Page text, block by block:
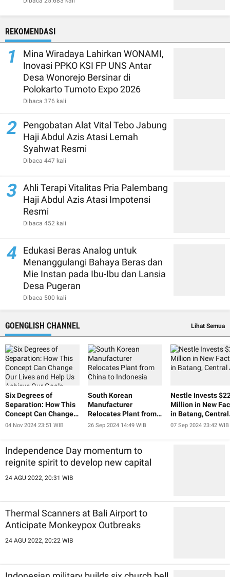
REKOMENDASI
1
Mina Wiradaya Lahirkan WONAMI,
Inovasi PPKO KSI FP UNS Antar
Desa Wonorejo Bersinar di
Polokarto Tumoto Expo 2026
Dibaca 376 kali
2
Pengobatan Alat Vital Tebo Jabung
Haji Abdul Azis Atasi Lemah
Syahwat Resmi
Dibaca 447 kali
3 Ahli Terapi Vitalitas Pria Palembang
Haji Abdul Azis Atasi Impotensi
Resmi
Dibaca 452 kali
4
Edukasi Beras Analog untuk
Menanggulangi Bahaya Beras dan
Mie Instan pada Ibu-Ibu dan Lansia
Desa Pugeran
Dibaca 500 kali
GOENGLISH CHANNEL Lihat Semua
Six Degrees of
Separation: How This
Concept Can Change
Our Lives and Help Us
04 Nov 2024 23:51 WIB
South Korean
Manufacturer
Relocates Plant from
China to Indonesia
26 Sep 2024 14:49 WIB
Nestle Invests
Million in New
in Batang, Central
Java
07 Sep 2024 23:42 WIB
Independence Day momentum to
reignite spirit to develop new capital
24 AGU 2022, 20:31 WIB
Thermal Scanners at Bali Airport to
Anticipate Monkeypox Outbreaks
24 AGU 2022, 20:22 WIB